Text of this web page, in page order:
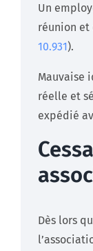
Un
réunion et
10.931).
Mauvaise
réelle et
expédié
Dès lors